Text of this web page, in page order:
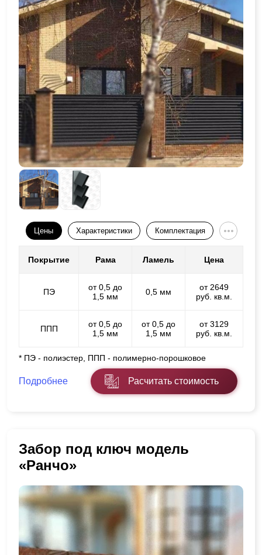
Цены Характеристики Комплектация
Покрытие Рама Ламель Цена
ПЭ
от 0,5 до
1,5 мм
0,5 мм
от 2649
руб. кв.м.
ППП
от 0,5 до
1,5 мм
от 0,5 до
1,5 мм
от 3129
руб. кв.м.
* ПЭ - полиэстер, ППП - полимерно-порошковое
Подробнее Расчитать стоимость
Забор под ключ модель
«Ранчо»